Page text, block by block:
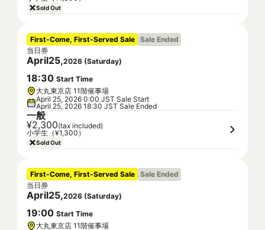
Sold Out
First-Come, First-Served Sale Sale Ended
当日券
April25,2026 (Saturday)
18:30 Start Time
大丸東京店 11階催事場
April 25, 2026 0:00 JST Sale Start
April 25, 2026 18:30 JST Sale Ended
一般
¥2,300(tax included)
小学生（¥1,300）
Sold Out
First-Come, First-Served Sale Sale Ended
当日券
April25,2026 (Saturday)
19:00 Start Time
大丸東京店 11階催事場